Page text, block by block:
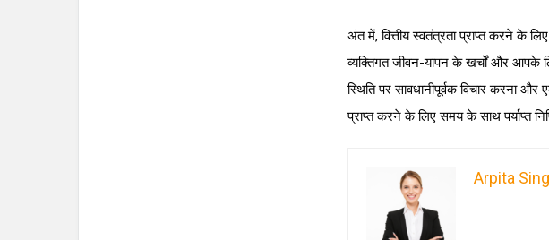
अंत में, वित्तीय स्वतंत्रता प्राप्त करने के
व्यक्तिगत जीवन-यापन के खर्चों और आपके
स्थिति पर सावधानीपूर्वक विचार करना और
प्राप्त करने के लिए समय के साथ पर्याप्त
Arpita